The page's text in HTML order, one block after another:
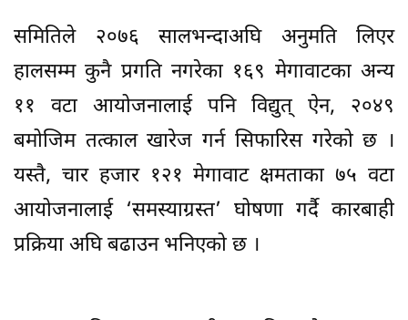
समितिले २०७६ सालभन्दाअघि अनुमति लिएर
हालसम्म कुनै प्रगति नगरेका १६९ मेगावाटका अन्य
११ वटा आयोजनालाई पनि विद्युत् ऐन, २०४९
बमोजिम तत्काल खारेज गर्न सिफारिस गरेको छ ।
यस्तै, चार हजार १२१ मेगावाट क्षमताका ७५ वटा
आयोजनालाई ‘समस्याग्रस्त’ घोषणा गर्दै कारबाही
प्रक्रिया अघि बढाउन भनिएको छ ।